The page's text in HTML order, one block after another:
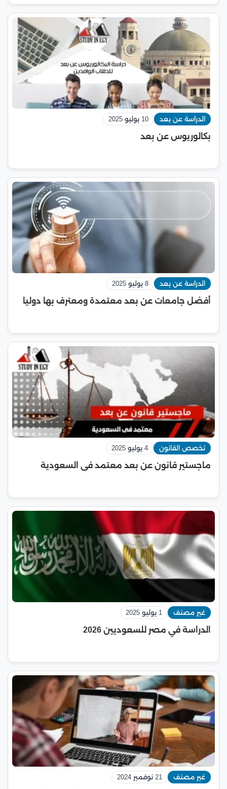
الدراسة عن بعد 10 يوليو 2025
بكالوريوس عن بعد
الدراسة عن بعد 8 يوليو 2025
أفضل جامعات عن بعد معتمدة ومعترف بها دوليا
تخصص القانون 4 يوليو 2025
ماجستير قانون عن بعد معتمد فى السعودية
غير مصنف 1 يوليو 2025
الدراسة في مصر للسعوديين 2026
غير مصنف 21 نوفمبر 2024